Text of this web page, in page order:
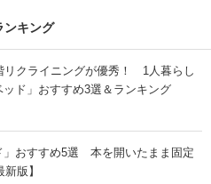
ンキング
リクライニングが優秀！ 1人暮らし
ド」おすすめ3選＆ランキング
」おすすめ5選 本を開いたまま固定
版】